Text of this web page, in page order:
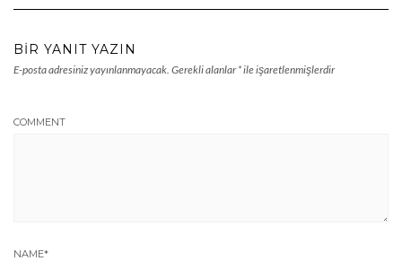
BIR YANIT YAZIN
E-posta adresiniz yayınlanmayacak. Gerekli alanlar*ile işaretlenmişlerdir
COMMENT
NAME*